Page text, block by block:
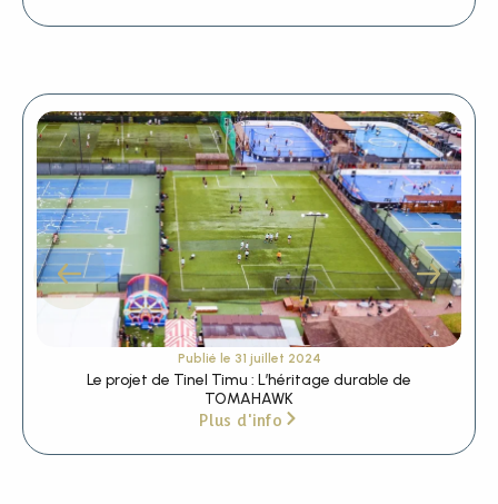
Publié le 31 juillet 2024
Le projet de Tinel Timu : L’héritage durable de
TOMAHAWK
Plus d'info